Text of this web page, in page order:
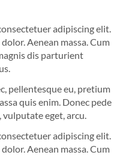
adipiscing elit.
Aenean massa. Cum
dis parturient
pellentesque eu, pretium
quis enim. Donec pede
eget, arcu.
adipiscing elit.
Aenean massa. Cum